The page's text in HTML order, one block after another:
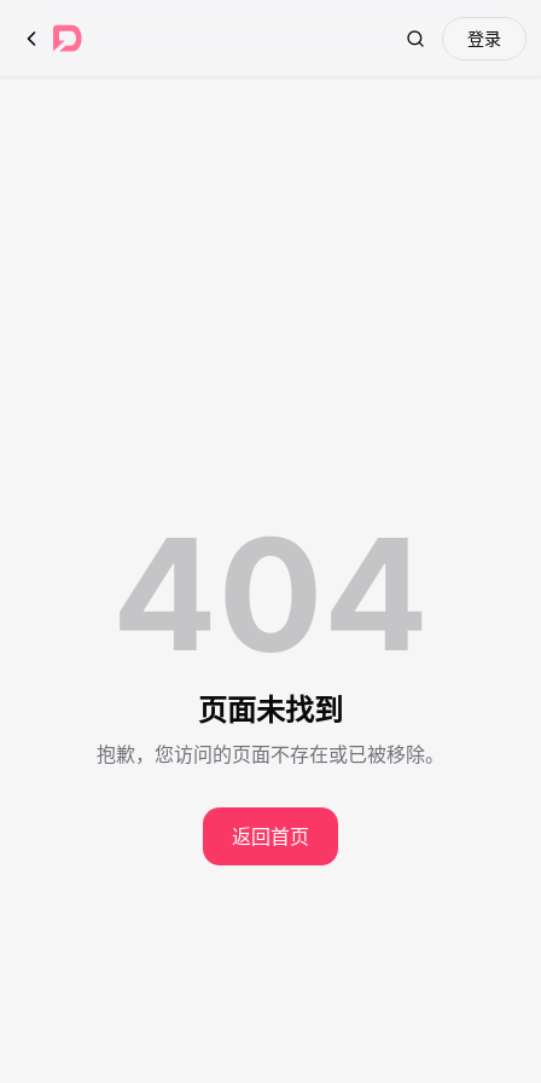
Search登录
404
页面未找到
抱歉，您访问的页面不存在或已被移除。
返回首页